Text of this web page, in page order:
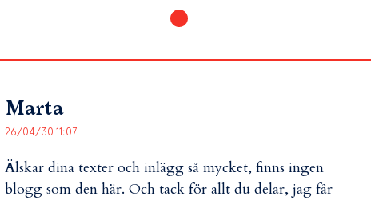
Marta
26/04/30 11:07
Älskar dina texter och inlägg så mycket, finns ingen
blogg som den här. Och tack för allt du delar, jag får